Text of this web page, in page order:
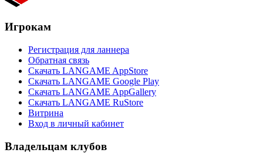
Игрокам
Регистрация для ланнера
Обратная связь
Скачать LANGAME AppStore
Скачать LANGAME Google Play
Скачать LANGAME AppGallery
Скачать LANGAME RuStore
Витрина
Вход в личный кабинет
Владельцам клубов